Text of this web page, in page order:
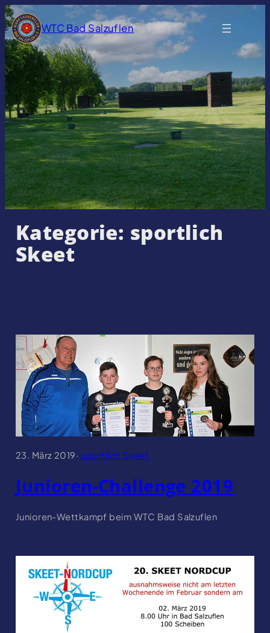
Zum
Inhalt
springen
WTC Bad Salzuflen
Kategorie: sportlich
Skeet
23. März 2019· sportlich Skeet
Junioren-Challenge 2019
Junioren-Wettkampf beim WTC Bad Salzuflen